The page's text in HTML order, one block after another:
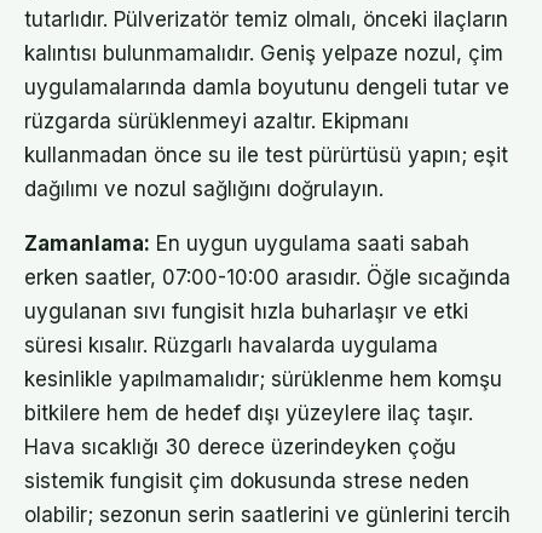
tutarlıdır. Pülverizatör temiz olmalı, önceki ilaçların
kalıntısı bulunmamalıdır. Geniş yelpaze nozul, çim
uygulamalarında damla boyutunu dengeli tutar ve
rüzgarda sürüklenmeyi azaltır. Ekipmanı
kullanmadan önce su ile test pürürtüsü yapın; eşit
dağılımı ve nozul sağlığını doğrulayın.
Zamanlama: En uygun uygulama saati sabah
erken saatler, 07:00-10:00 arasıdır. Öğle sıcağında
uygulanan sıvı fungisit hızla buharlaşır ve etki
süresi kısalır. Rüzgarlı havalarda uygulama
kesinlikle yapılmamalıdır; sürüklenme hem komşu
bitkilere hem de hedef dışı yüzeylere ilaç taşır.
Hava sıcaklığı 30 derece üzerindeyken çoğu
sistemik fungisit çim dokusunda strese neden
olabilir; sezonun serin saatlerini ve günlerini tercih